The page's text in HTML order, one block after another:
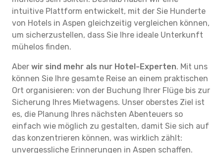
intuitive Plattform entwickelt, mit der Sie Hunderte
von Hotels in Aspen gleichzeitig vergleichen können,
um sicherzustellen, dass Sie Ihre ideale Unterkunft
mühelos finden.
Aber wir sind mehr als nur Hotel-Experten. Mit uns
können Sie Ihre gesamte Reise an einem praktischen
Ort organisieren: von der Buchung Ihrer Flüge bis zur
Sicherung Ihres Mietwagens. Unser oberstes Ziel ist
es, die Planung Ihres nächsten Abenteuers so
einfach wie möglich zu gestalten, damit Sie sich auf
das konzentrieren können, was wirklich zählt:
unvergessliche Erinnerungen in Aspen schaffen.